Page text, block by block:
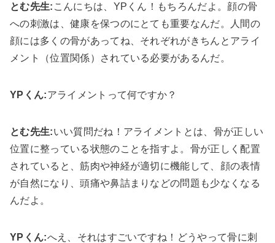
とむ先生: こんにちは、YPくん！もちろんだよ。顔の骨
への刺激は、健康を保つのにとても重要なんだ。人間の
顔には多くの骨があってね、それぞれがきちんとアライ
メント（位置関係）されている必要があるんだ。
YPくん:アライメントって何ですか？
とむ先生:いい質問だね！アライメントとは、骨が正しい
位置に整っている状態のことを指すよ。骨が正しく配置
されていると、筋肉や神経が適切に機能して、顔の表情
が自然になり、頭痛や鼻詰まりなどの問題も少なくなる
んだよ。
YPくん:へえ、それはすごいですね！どうやって骨に刺